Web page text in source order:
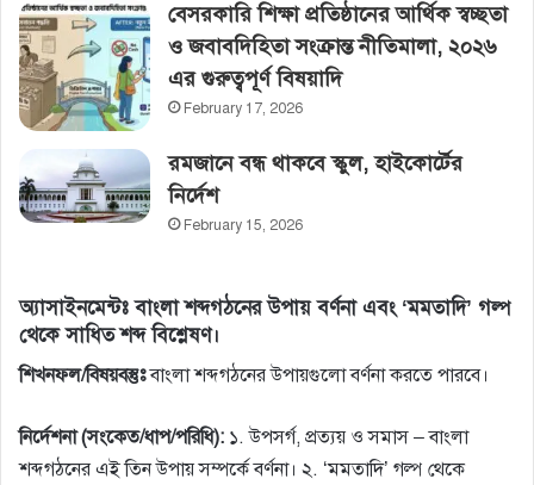
বেসরকারি শিক্ষা প্রতিষ্ঠানের আর্থিক স্বচ্ছতা
ও জবাবদিহিতা সংক্রান্ত নীতিমালা, ২০২৬
এর গুরুত্বপূর্ণ বিষয়াদি
February 17, 2026
রমজানে বন্ধ থাকবে স্কুল, হাইকোর্টের‌
নির্দেশ
February 15, 2026
অ্যাসাইনমেন্টঃ বাংলা শব্দগঠনের উপায় বর্ণনা এবং ‘মমতাদি’ গল্প
থেকে সাধিত শব্দ বিশ্লেষণ।
শিখনফল/বিষয়বস্তুঃবাংলা শব্দগঠনের উপায়গুলাে বর্ণনা করতে পারবে।
নির্দেশনা (সংকেত/ধাপ/পরিধি): ১. উপসর্গ, প্রত্যয় ও সমাস – বাংলা
শব্দগঠনের এই তিন উপায় সম্পর্কে বর্ণনা। ২. ‘মমতাদি’ গল্প থেকে